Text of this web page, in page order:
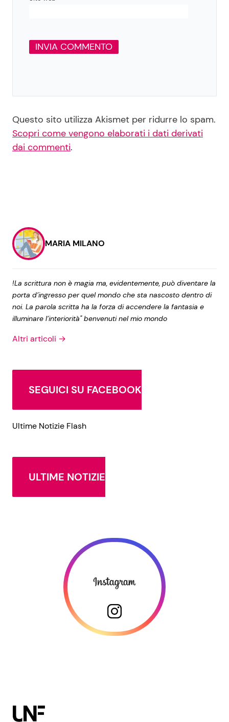
Questo sito utilizza Akismet per ridurre lo spam.
Scopri come vengono elaborati i dati derivati
dai commenti.
MARIA MILANO
!La scrittura non è magia ma, evidentemente, può diventare la
porta d’ingresso per quel mondo che sta nascosto dentro di
noi. La parola scritta ha la forza di accendere la fantasia e
illuminare l’interiorità" benvenuti nel mio mondo
Altri articoli →
SEGUICI SU FACEBOOK
Ultime Notizie Flash
ULTIME NOTIZIE